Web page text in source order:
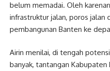
belum memadai. Oleh
infrastruktur jalan, poros jalan
pembangunan Banten ke
Airin menilai, di tengah
banyak, tantangan